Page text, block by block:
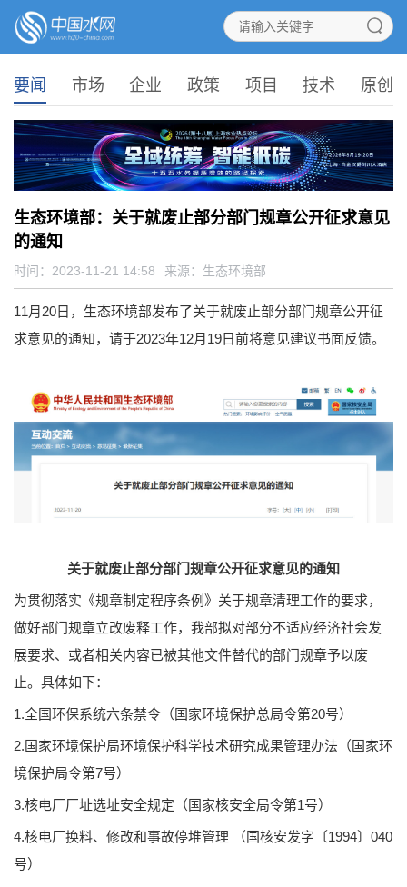
要闻 市场 企业 政策 项目 技术 原创
生态环境部：关于就废止部分部门规章公开征求意见
的通知
时间：2023-11-21 14:58 来源： 生态环境部
11月20日，生态环境部发布了关于就废止部分部门规章公开征
求意见的通知，请于2023年12月19日前将意见建议书面反馈。
关于就废止部分部门规章公开征求意见的通知
为贯彻落实《规章制定程序条例》关于规章清理工作的要求，
做好部门规章立改废释工作，我部拟对部分不适应经济社会发
展要求、或者相关内容已被其他文件替代的部门规章予以废
止。具体如下：
1.全国环保系统六条禁令（国家环境保护总局令第20号）
2.国家环境保护局环境保护科学技术研究成果管理办法（国家环
境保护局令第7号）
3.核电厂厂址选址安全规定（国家核安全局令第1号）
4.核电厂换料、修改和事故停堆管理 （国核安发字〔1994〕040
号）